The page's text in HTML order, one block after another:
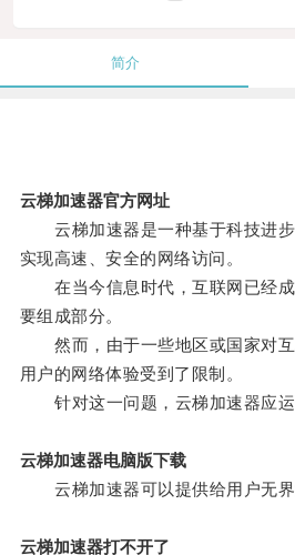
简介
云梯加速器官方网址
云梯加速器是一种基于科技进步
实现高速、安全的网络访问。
在当今信息时代，互联网已经成
要组成部分。
然而，由于一些地区或国家对互
用户的网络体验受到了限制。
针对这一问题，云梯加速器应运
云梯加速器电脑版下载
云梯加速器可以提供给用户无界
云梯加速器打不开了